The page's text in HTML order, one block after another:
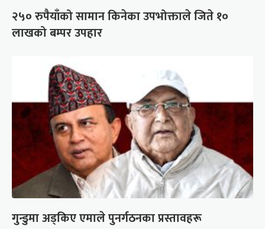
२५० रुपैयाँको सामान किनेका उपभोक्ताले जिते १०
लाखको बम्पर उपहार
गुन्डुमा अड्किए एमाले पुनर्गठनका प्रस्तावहरू